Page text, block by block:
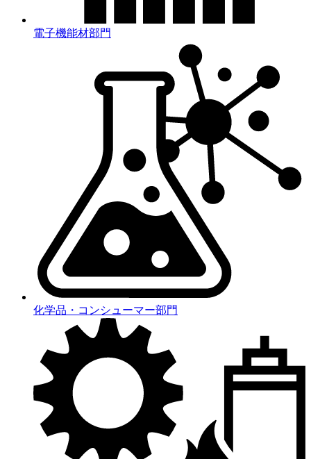
電子機能材部門
化学品・コンシューマー部門